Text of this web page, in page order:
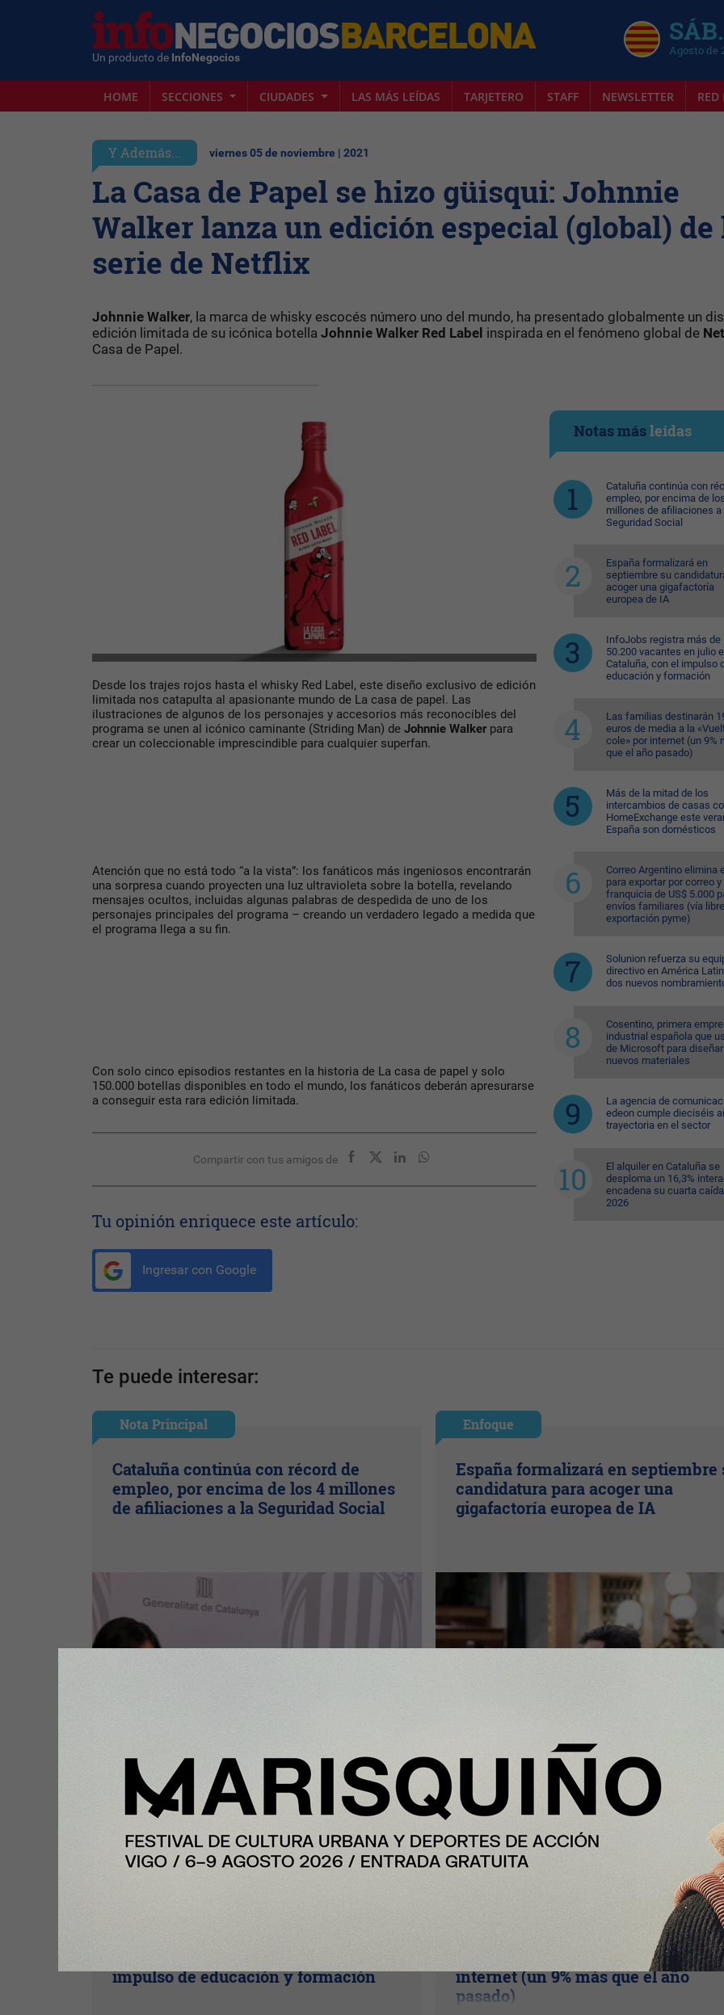
Un producto de InfoNegocios Agosto de
HOME SECCIONES CIUDADES LAS MÁS LEÍDAS TARJETERO STAFF NEWSLETTER
Y Además... viernes 05 de noviembre | 2021
La Casa de Papel se hizo güisqui: Johnnie
Walker lanza un edición especial (global) de
serie de Netflix
Johnnie Walker, la marca de whisky escocés número uno del mundo, ha presentado globalmente un
edición limitada de su icónica botella Johnnie Walker Red Label inspirada en el fenómeno global de
Casa de Papel.
Desde los trajes rojos hasta el whisky Red Label, este diseño exclusivo de edición
limitada nos catapulta al apasionante mundo de La casa de papel. Las
ilustraciones de algunos de los personajes y accesorios más reconocibles del
programa se unen al icónico caminante (Striding Man) de Johnnie Walkerpara
crear un coleccionable imprescindible para cualquier superfan.
Atención que no está todo “a la vista”: los fanáticos más ingeniosos encontrarán
una sorpresa cuando proyecten una luz ultravioleta sobre la botella, revelando
mensajes ocultos, incluidas algunas palabras de despedida de uno de los
personajes principales del programa – creando un verdadero legado a medida que
el programa llega a su fin.
Con solo cinco episodios restantes en la historia de La casa de papel y solo
150.000 botellas disponibles en todo el mundo, los fanáticos deberán apresurarse
a conseguir esta rara edición limitada.
Compartir con tus amigos de
Tu opinión enriquece este artículo:
Ingresar con Google
Notas másleídas
Cataluña continúa con
empleo, por encima de
millones de afiliaciones a
Seguridad Social
España formalizará en
septiembre su
acoger una gigafactoría
europea de IA
InfoJobs registra más de
50.200 vacantes en julio
Cataluña, con el impulso
educación y formación
Las familias destinarán
euros de media a la
cole» por internet (un 9%
que el año pasado)
Más de la mitad de los
intercambios de casas
HomeExchange este
España son domésticos
Correo Argentino elimina
para exportar por correo
franquicia de US$ 5.000
envíos familiares (vía
exportación pyme)
Solunion refuerza su
directivo en América
dos nuevos
Cosentino, primera
industrial española que
de Microsoft para diseñar
nuevos materiales
La agencia de
edeon cumple dieciséis
trayectoria en el sector
El alquiler en Cataluña se
desploma un 16,3%
encadena su cuarta
2026
Te puede interesar:
Nota Principal
Cataluña continúa con récord de
empleo, por encima de los 4 millones
de afiliaciones a la Seguridad Social
Enfoque
España formalizará en septiembre
candidatura para acoger una
gigafactoría europea de IA
InfoJobs registra más de 50.200
vacantes en julio en Cataluña, con el
impulso de educación y formación
Las familias destinarán 198 euros
media a la «Vuelta al cole» por
internet (un 9% más que el año
pasado)